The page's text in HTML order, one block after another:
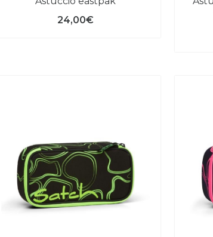
24,00€